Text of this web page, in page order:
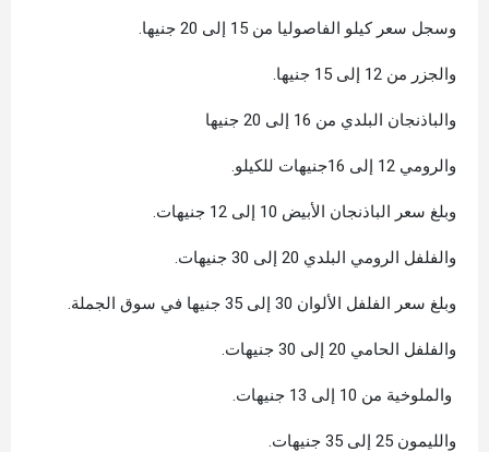
وسجل سعر كيلو الفاصوليا من 15 إلى 20 جنيها.
والجزر من 12 إلى 15 جنيها.
والباذنجان البلدي من 16 إلى 20 جنيها
والرومي 12 إلى 16جنيهات للكيلو.
وبلغ سعر الباذنجان الأبيض 10 إلى 12 جنيهات.
والفلفل الرومي البلدي 20 إلى 30 جنيهات.
وبلغ سعر الفلفل الألوان 30 إلى 35 جنيها في سوق الجملة.
والفلفل الحامي 20 إلى 30 جنيهات.
والملوخية من 10 إلى 13 جنيهات.
والليمون 25 إلى 35 جنيهات.